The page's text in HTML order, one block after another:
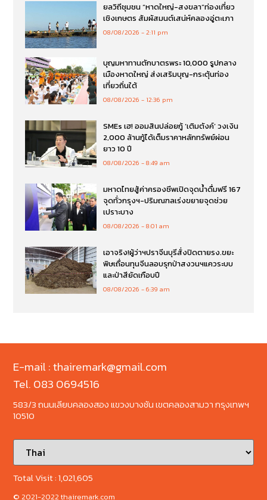
ยลวิถีชุมชน “หาดใหญ่-สงขลา”ท่องเที่ยว
เชิงเกษตร สัมผัสมนต์เสน่ห์คลองอู่ตะเภา
08/08/2026 2:11 pm
บุญมหาทานตักบาตรพระ 10,000 รูปกลาง
เมืองหาดใหญ่ ส่งเสริมบุญ-กระตุ้นท่อง
เที่ยวถิ่นใต้
08/08/2026 12:36 pm
SMEs เฮ! ออมสินปล่อยกู้ ‘เติมตังค์’ วงเงิน
2,000 ล้านกู้ได้เต็มราคาหลักทรัพย์ผ่อน
ยาว 10 ปี
08/08/2026 8:49 am
มหาดไทยสู้ค่าครองชีพเปิดจุดน้ำดื่มฟรี 167
จุดทั่วกรุงฯ-ปริมณฑลเร่งขยายจุดช่วย
เปราะบาง
08/08/2026 8:01 am
เอาจริง!ผู้ว่าฯปราจีนบุรีสั่งปิดตายรง.ขยะ
พิษเถื่อนทุนจีนลอบรุกป่าสงวนฯแควระบบ
และป่าสียัดเกือบปี
08/08/2026 6:39 am
E-mail : thairemark@gmail.com
Tel. 083 0694516
583/3 ถนนเลียบคลองสอง แขวงบางชัน เขตคลองสามวา กรุงเทพฯ
10510
Total Visit :1,021,605
© 2021-2022 thairemark.com